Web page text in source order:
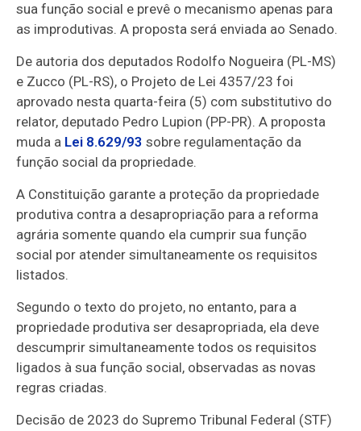
sua função social e prevê o mecanismo apenas para
as improdutivas. A proposta será enviada ao Senado.
De autoria dos deputados Rodolfo Nogueira (PL-MS)
e Zucco (PL-RS), o Projeto de Lei 4357/23 foi
aprovado nesta quarta-feira (5) comsubstitutivo do
relator, deputado Pedro Lupion (PP-PR). A proposta
muda a Lei 8.629/93 sobre regulamentação da
função social da propriedade.
A Constituição garante a proteção da propriedade
produtiva contra a desapropriação para a reforma
agrária somente quando ela cumprir sua função
social por atender simultaneamente os requisitos
listados.
Segundo o texto do projeto, no entanto, para a
propriedade produtiva ser desapropriada, ela deve
descumprir simultaneamente todos os requisitos
ligados à sua função social, observadas as novas
regras criadas.
Decisão de 2023 do Supremo Tribunal Federal (STF)